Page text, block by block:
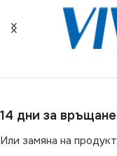
E27
14 дни за връщане
Или замяна на продукт